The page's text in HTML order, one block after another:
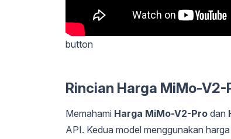
button
Rincian Harga MiMo-
Memahami Harga MiMo-V2-Pro dan
API. Kedua model menggunakan